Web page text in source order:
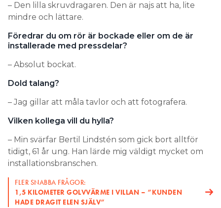
– Den lilla skruvdragaren. Den är najs att ha, lite
mindre och lättare.
Föredrar du om rör är bockade eller om de är
installerade med pressdelar?
– Absolut bockat.
Dold talang?
– Jag gillar att måla tavlor och att fotografera.
Vilken kollega vill du hylla?
– Min svärfar Bertil Lindstén som gick bort alltför
tidigt, 61 år ung. Han lärde mig väldigt mycket om
installationsbranschen.
FLER SNABBA FRÅGOR:
1,5 KILOMETER GOLVVÄRME I VILLAN – ”KUNDEN
HADE DRAGIT ELEN SJÄLV”